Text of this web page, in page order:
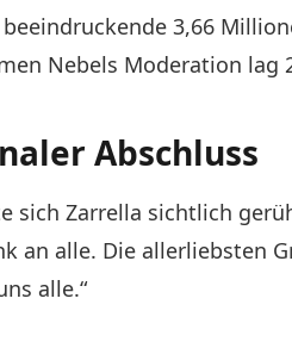
3,66
Nebels Moderation lag
Abschluss
sich Zarrella sichtlich
an alle. Die allerliebsten
alle.“